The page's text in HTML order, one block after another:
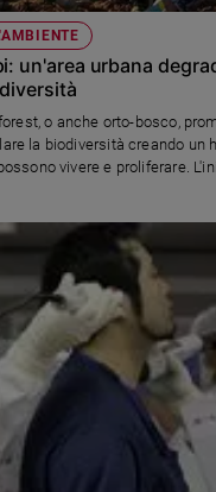
un'area urbana
o anche orto-bosco,
la biodiversità creando un
vivere e proliferare.